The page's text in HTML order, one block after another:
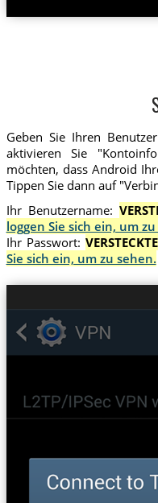
Geben Sie Ihren
aktivieren Sie
möchten, dass Android
Tippen Sie dann auf
Ihr Benutzername:
loggen Sie sich ein, um
Ihr Passwort:
Sie sich ein, um zu sehen.